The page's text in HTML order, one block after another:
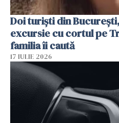
Doi turiști din
excursie cu cortul pe
familia îi caută
17 IULIE 2026